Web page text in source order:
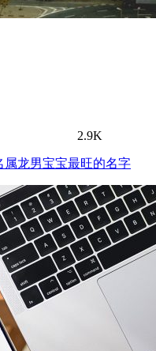
2.9K
属龙男宝宝最旺的名字